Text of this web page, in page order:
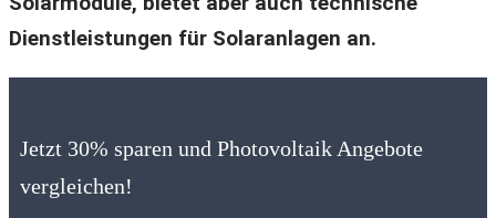
Dienstleistungen für Solaranlagen an.
Jetzt 30% sparen und Photovoltaik Angebote
vergleichen!